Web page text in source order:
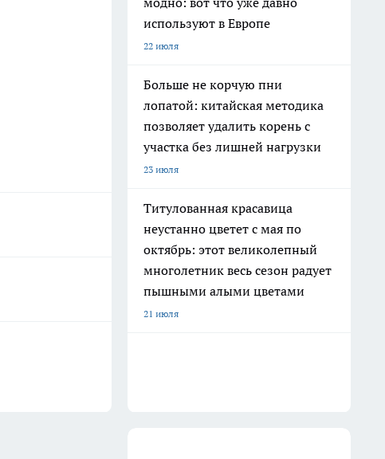
используют в Европе
22 июля
Больше не корчую пни
лопатой: китайская методика
позволяет удалить корень с
участка без лишней нагрузки
23 июля
Титулованная красавица
неустанно цветет с мая по
октябрь: этот великолепный
многолетник весь сезон радует
пышными алыми цветами
21 июля